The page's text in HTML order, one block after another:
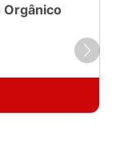
Orgânico